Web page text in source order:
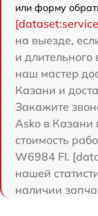
или форму
на выезде,
и
наш мастер
Казани и
Закажите
Asko в Казани
стоимость
W6984 FI.
нашей
наличии